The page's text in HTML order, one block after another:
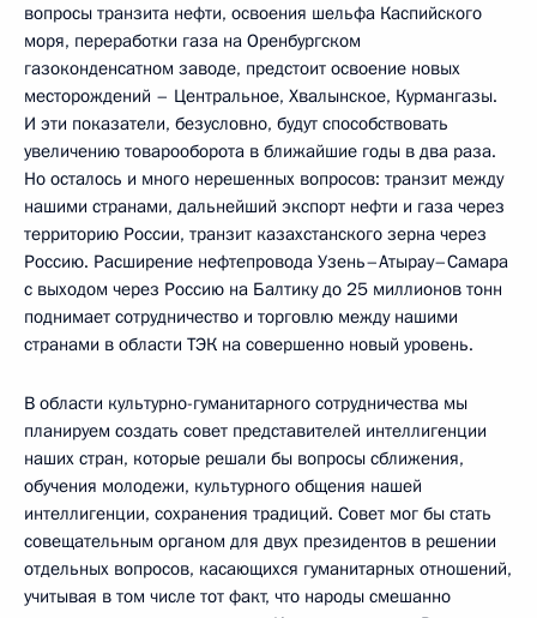
вопросы транзита нефти, освоения шельфа Каспийского
моря, переработки газа на Оренбургском
газоконденсатном заводе, предстоит освоение новых
месторождений – Центральное, Хвалынское, Курмангазы.
И эти показатели, безусловно, будут способствовать
увеличению товарооборота в ближайшие годы в два раза.
Но осталось и много нерешенных вопросов: транзит между
нашими странами, дальнейший экспорт нефти и газа через
территорию России, транзит казахстанского зерна через
Россию. Расширение нефтепровода Узень–Атырау–Самара
с выходом через Россию на Балтику до 25 миллионов тонн
поднимает сотрудничество и торговлю между нашими
странами в области ТЭК на совершенно новый уровень.
В области культурно-гуманитарного сотрудничества мы
планируем создать совет представителей интеллигенции
наших стран, которые решали бы вопросы сближения,
обучения молодежи, культурного общения нашей
интеллигенции, сохранения традиций. Совет мог бы стать
совещательным органом для двух президентов в решении
отдельных вопросов, касающихся гуманитарных отношений,
учитывая в том числе тот факт, что народы смешанно